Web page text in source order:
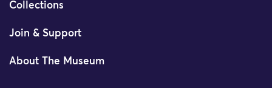
Collections
Join & Support
About The Museum